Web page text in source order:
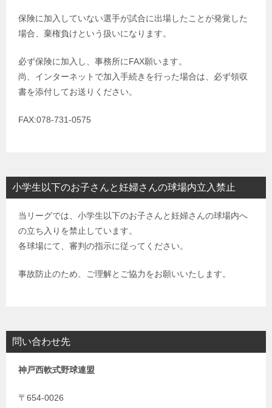
保険に加入していない選手が試合に出場したことが発覚した
場合、棄権負けという扱いになります。
必ず保険に加入し、事務所にFAX願います。
尚、インターネットで加入手続きを行った場合は、必ず領収
書を添付してお送りください。
FAX:078-731-0575
小学生以下のお子さんと妊婦さんの球場内立入禁止
当リーグでは、小学生以下のお子さんと妊婦さんの球場内へ
の立ち入りを禁止しています。
各球場にて、審判の指示に従ってください。
事故防止のため、ご理解とご協力をお願いいたします。
問い合わせ先
神戸西軟式野球連盟
〒654-0026